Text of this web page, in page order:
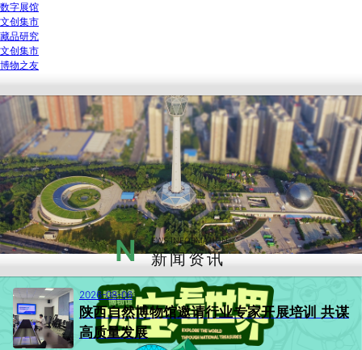
数字展馆
文创集市
藏品研究
文创集市
博物之友
N EWS INFORMATION
新闻资讯
2026-08-06
陕西自然博物馆邀请行业专家开展培训 共谋
高质量发展